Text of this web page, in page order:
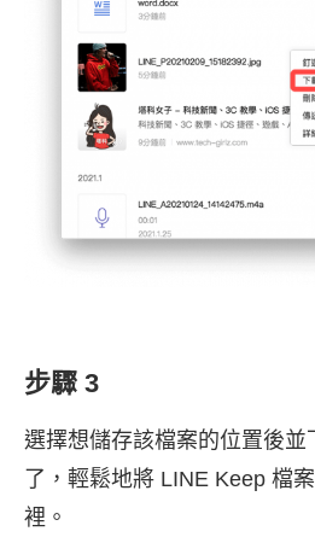
步驟 3
選擇想儲存該檔案的位置後並
了，輕鬆地將 LINE Keep 檔
裡。